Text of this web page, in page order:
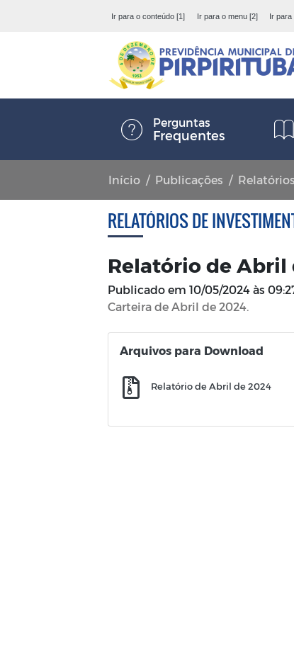
Ir para o conteúdo [1] Ir para o menu [2] Ir para
Perguntas
Frequentes
Início Publicações
RELATÓRIOS DE
Relatório de Abril
Publicado em 10/05/2024 às
Carteira de Abril de 2024.
Arquivos para Download
Relatório de Abril de 2024